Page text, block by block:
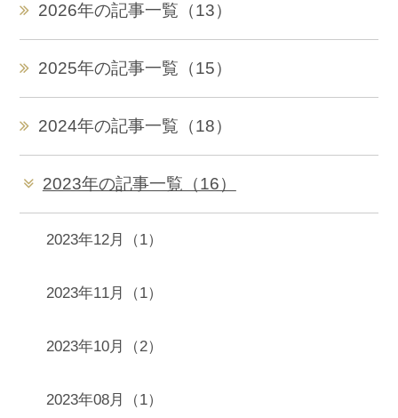
2026年の記事一覧（13）
2025年の記事一覧（15）
2024年の記事一覧（18）
2023年の記事一覧（16）
2023年12月（1）
2023年11月（1）
2023年10月（2）
2023年08月（1）